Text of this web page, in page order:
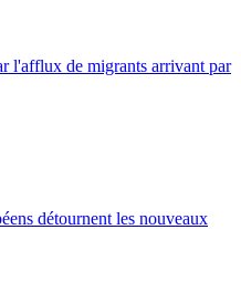
l'afflux de migrants arrivant par
détournent les nouveaux